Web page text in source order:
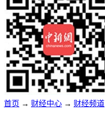
首页 → 财经中心 → 财经频道